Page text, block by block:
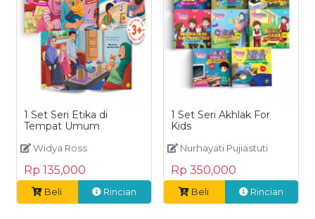
1 Set Seri Etika di
Tempat Umum
Widya Ross
Rp 135,000
Beli Rincian
1 Set Seri Akhlak For
Kids
Nurhayati Pujiastuti
Rp 350,000
Beli Rincian